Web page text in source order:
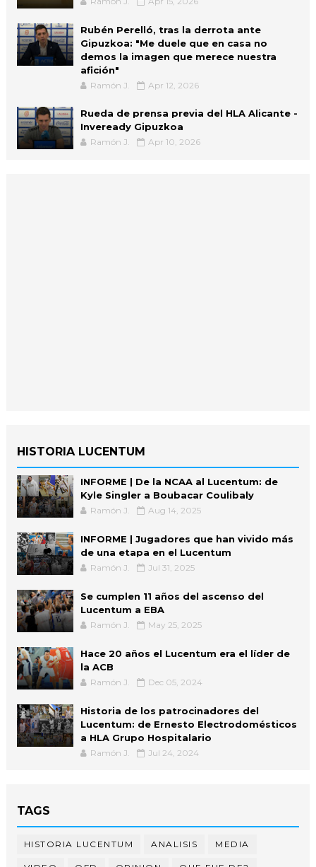
Rubén Perelló, tras la derrota ante
Gipuzkoa: "Me duele que en casa no
demos la imagen que merece nuestra
afición"
Ramón J. Apr 12, 2026
Rueda de prensa previa del HLA Alicante -
Inveready Gipuzkoa
Ramón J. Apr 10, 2026
HISTORIA LUCENTUM
INFORME | De la NCAA al Lucentum: de
Kyle Singler a Boubacar Coulibaly
Ramón J. Aug 14, 2025
INFORME | Jugadores que han vivido más
de una etapa en el Lucentum
Ramón J. Jul 31, 2025
Se cumplen 11 años del ascenso del
Lucentum a EBA
Ramón J. May 25, 2025
Hace 20 años el Lucentum era el líder de
la ACB
Ramón J. Dec 05, 2024
Historia de los patrocinadores del
Lucentum: de Ernesto Electrodomésticos
a HLA Grupo Hospitalario
Ramón J. Jul 24, 2024
TAGS
HISTORIA LUCENTUM ANALISIS MEDIA